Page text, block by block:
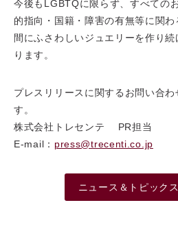
今後もLGBTQに限らず、すべての
的指向・国籍・障害の有無等に関
間にふさわしいジュエリーを作り
ります。
プレスリリースに関するお問い合
す。
株式会社トレセンテ PR担当
E-mail： press@trecenti.co.jp
ニュース＆トピック